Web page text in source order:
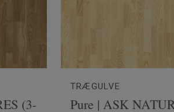
(3-
TRÆGULVE
Pure | ASK